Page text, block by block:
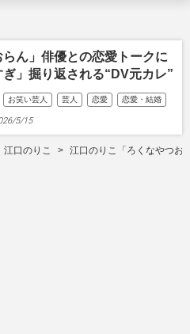
ん」俳優との恋愛トークに
」掘り返される“DV元カレ”
お笑い芸人 芸人 恋愛 恋愛・結婚
5/15
江口のりこ 江口のりこ「ろくなやつお